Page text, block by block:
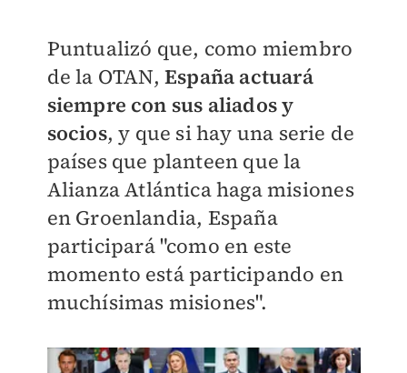
Puntualizó que, como miembro
de la OTAN, España actuará
siempre con sus aliados y
socios, y que si hay una serie de
países que planteen que la
Alianza Atlántica haga misiones
en Groenlandia, España
participará "como en este
momento está participando en
muchísimas misiones".